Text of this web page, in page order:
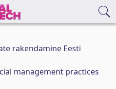
rakendamine Eesti
management practices